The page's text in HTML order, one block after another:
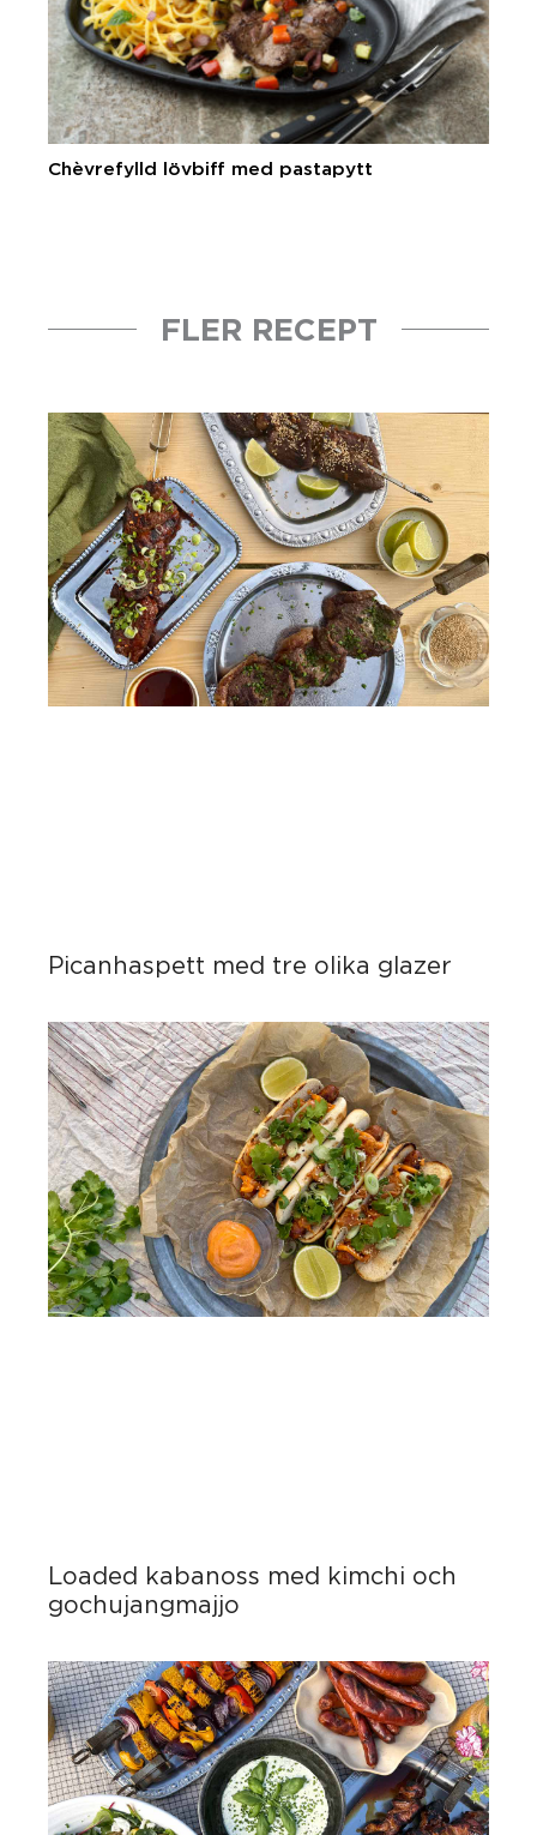
Chèvrefylld lövbiff med pastapytt
FLER RECEPT
Picanhaspett med tre olika glazer
Loaded kabanoss med kimchi och
gochujangmajjo